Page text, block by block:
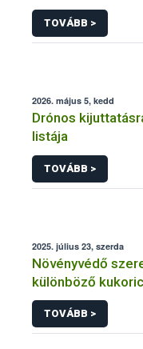
eljárásba
TOVÁBB >
2026. május 5, kedd
Drónos
listája
TOVÁBB >
2025. július 23, szerda
Növényvédő
különböző
TOVÁBB >